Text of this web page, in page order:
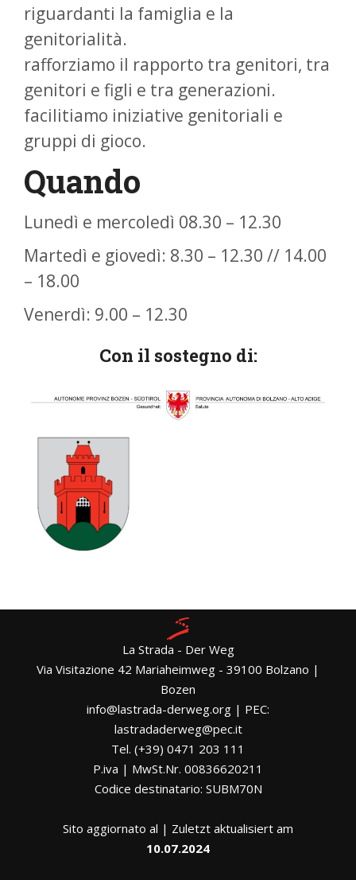
riguardanti la famiglia e la
genitorialità.
rafforziamo il rapporto tra genitori, tra
genitori e figli e tra generazioni.
facilitiamo iniziative genitoriali e
gruppi di gioco.
Quando
Lunedì e mercoledì 08.30 – 12.30
Martedì e giovedì: 8.30 – 12.30 // 14.00
– 18.00
Venerdì: 9.00 – 12.30
Con il sostegno di:
La Strada - Der Weg
Via Visitazione 42 Mariaheimweg - 39100 Bolzano |
Bozen
info@lastrada-derweg.org | PEC:
lastradaderweg@pec.it
Tel. (+39) 0471 203 111
P.iva | MwSt.Nr. 00836620211
Codice destinatario: SUBM70N
Sito aggiornato al | Zuletzt aktualisiert am
10.07.2024